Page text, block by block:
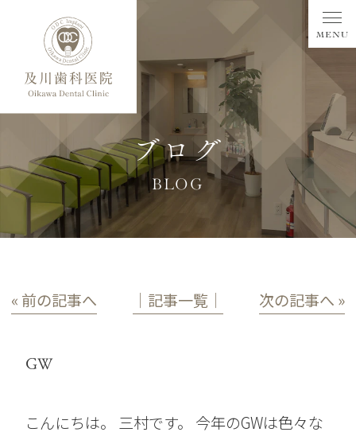
ブログ
BLOG
« 前の記事へ │記事一覧│ 次の記事へ »
GW
こんにちは。 三村です。 今年のGWは色々な